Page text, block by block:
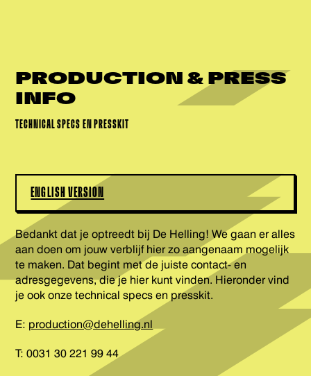
PRODUCTION & PRESS
INFO
TECHNICAL SPECS EN PRESSKIT
ENGLISH VERSION
Bedankt dat je optreedt bij De Helling! We gaan er alles
aan doen om jouw verblijf hier zo aangenaam mogelijk
te maken. Dat begint met de juiste contact- en
adresgegevens, die je hier kunt vinden. Hieronder vind
je ook onze technical specs en presskit.
E: production@dehelling.nl
T: 0031 30 221 99 44